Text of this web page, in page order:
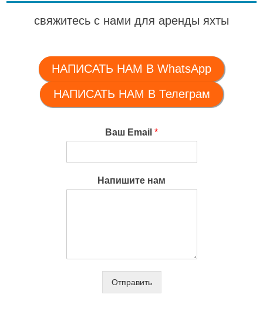
свяжитесь с нами для аренды яхты
НАПИСАТЬ НАМ В WhatsApp
НАПИСАТЬ НАМ В Телеграм
Ваш Email *
Напишите нам
Отправить